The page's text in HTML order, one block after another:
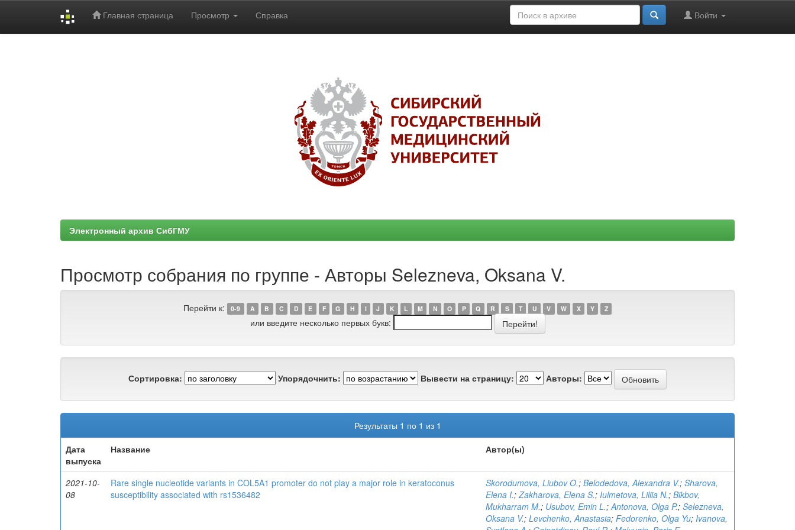
Главная страница Просмотр Справка Войти
Электронный архив СибГМУ
Просмотр собрания по группе - Авторы Selezneva, Oksana V.
Перейти к: 0-9 A B C D E F G H I J K L M N O P Q R S T U V W X Y Z
или введите несколько первых букв:
Сортировка: Упорядочнить: Вывести на страницу: Авторы:
Результаты 1 по 1 из 1
Дата
выпуска
Название Автор(ы)
2021-10-
08
Rare single nucleotide variants in COL5A1 promoter do not play a major role in keratoconus
susceptibility associated with rs1536482
Skorodumova, Liubov O.; Belodedova, Alexandra V.; Sharova,
Elena I.;Zakharova, Elena S.; Iulmetova, Liliia N.; Bikbov,
Mukharram M.; Usubov, Emin L.;Antonova, Olga P.; Selezneva,
Oksana V.; Levchenko, Anastasia; Fedorenko, Olga Yu; Ivanova,